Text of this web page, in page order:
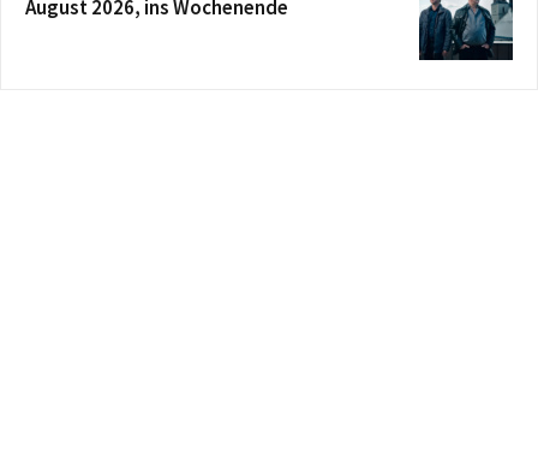
August 2026, ins Wochenende